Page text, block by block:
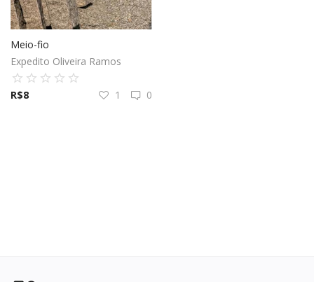
Hidráulica
Meio-fio
Expedito Oliveira Ramos
R$8 0
1